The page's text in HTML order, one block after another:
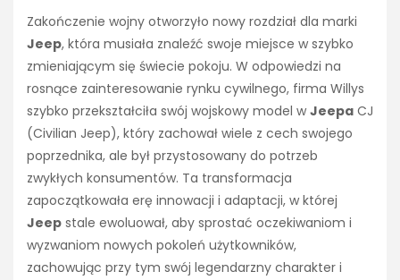
Zakończenie wojny otworzyło nowy rozdział dla marki
Jeep, która musiała znaleźć swoje miejsce w szybko
zmieniającym się świecie pokoju. W odpowiedzi na
rosnące zainteresowanie rynku cywilnego, firma Willys
szybko przekształciła swój wojskowy model w Jeepa CJ
(Civilian Jeep), który zachował wiele z cech swojego
poprzednika, ale był przystosowany do potrzeb
zwykłych konsumentów. Ta transformacja
zapoczątkowała erę innowacji i adaptacji, w której
Jeep stale ewoluował, aby sprostać oczekiwaniom i
wyzwaniom nowych pokoleń użytkowników,
zachowując przy tym swój legendarzny charakter i